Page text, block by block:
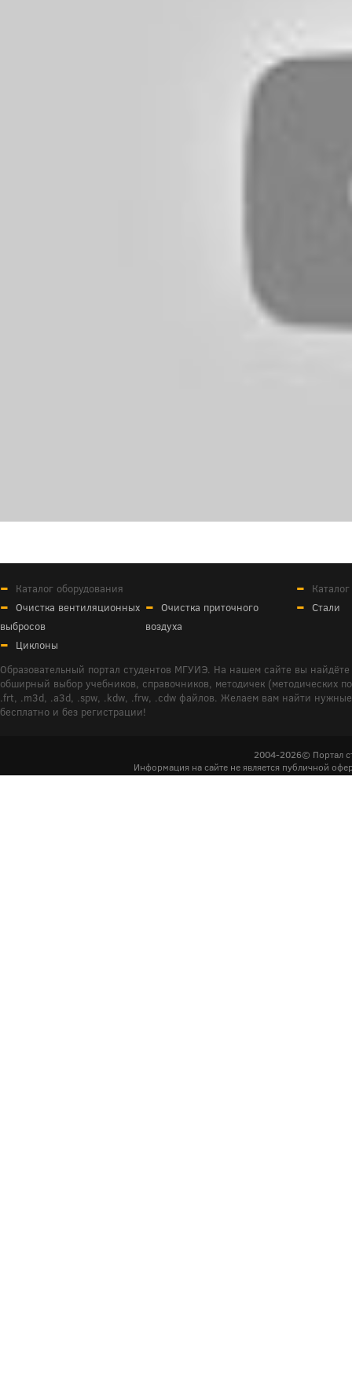
Каталог оборудования
Очистка вентиляционных
выбросов
Очистка приточного
воздуха
Циклоны
Стали
Образовательный портал студентов МГУИЭ. На нашем сайте вы
обширный выбор учебников, справочников, методичек (методических
.frt, .m3d, .a3d, .spw, .kdw, .frw, .cdw файлов. Желаем вам найти
бесплатно и без регистрации!
2004-2026© Портал
Информация на сайте не является публичной